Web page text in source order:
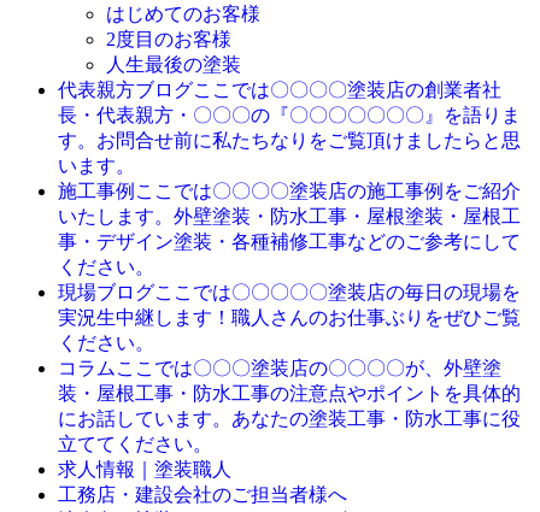
はじめてのお客様
2度目のお客様
人生最後の塗装
代表親方ブログここでは〇〇〇〇塗装店の創業者社
長・代表親方・〇〇〇の『〇〇〇〇〇〇〇』を語りま
す。お問合せ前に私たちなりをご覧頂けましたらと思
います。
施工事例 ここでは〇〇〇〇塗装店の施工事例をご紹介
いたします。外壁塗装・防水工事・屋根塗装・屋根工
事・デザイン塗装・各種補修工事などのご参考にして
ください。
現場ブログここでは〇〇〇〇〇塗装店の毎日の現場を
実況生中継します！職人さんのお仕事ぶりをぜひご覧
ください。
コラム ここでは〇〇〇塗装店の〇〇〇〇が、外壁塗
装・屋根工事・防水工事の注意点やポイントを具体的
にお話しています。あなたの塗装工事・防水工事に役
立ててください。
求人情報｜塗装職人
工務店・建設会社のご担当者様へ